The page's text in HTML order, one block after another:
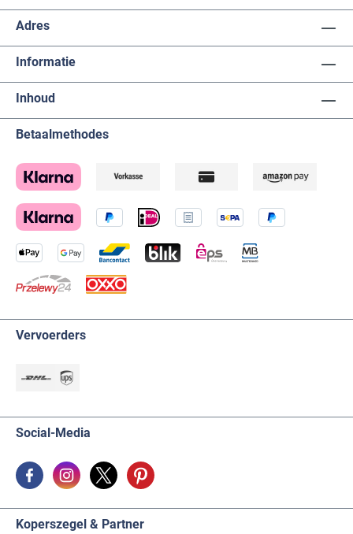
Adres
Informatie
Inhoud
Betaalmethodes
Vervoerders
Social-Media
Koperszegel & Partner